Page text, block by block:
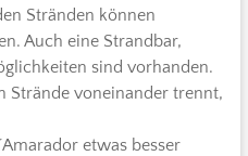
Stränden können
Auch eine Strandbar,
sind vorhanden.
Strände voneinander trennt,
etwas besser